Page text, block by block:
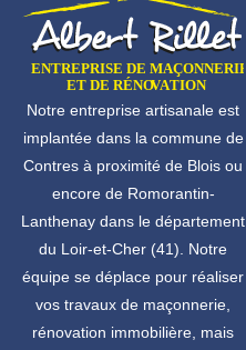
Notre entreprise artisanale est
implantée dans la commune de
Contres à proximité de Blois ou
encore de Romorantin-
Lanthenay dans le département
du Loir-et-Cher (41). Notre
équipe se déplace pour réaliser
vos travaux de maçonnerie,
rénovation immobilière, mais